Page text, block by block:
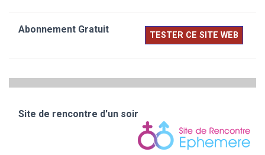
TESTER CE SITE WEB